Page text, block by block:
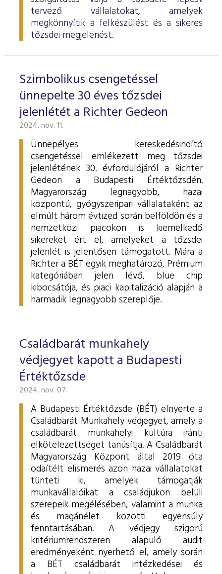
tervező vállalatokat, amelyek
megkönnyítik a felkészülést és a sikeres
tőzsdei megjelenést.
Szimbolikus csengetéssel
ünnepelte 30 éves tőzsdei
jelenlétét a Richter Gedeon
2024. nov. 11.
Ünnepélyes kereskedésindító
csengetéssel emlékezett meg tőzsdei
jelenlétének 30. évfordulójáról a Richter
Gedeon a Budapesti Értéktőzsdén.
Magyarország legnagyobb, hazai
központú, gyógyszeripari vállalataként az
elmúlt három évtized során belföldön és a
nemzetközi piacokon is kiemelkedő
sikereket ért el, amelyeket a tőzsdei
jelenlét is jelentősen támogatott. Mára a
Richter a BÉT egyik meghatározó, Prémium
kategóriában jelen lévő, blue chip
kibocsátója, és piaci kapitalizáció alapján a
harmadik legnagyobb szereplője.
Családbarát munkahely
védjegyet kapott a Budapesti
Értéktőzsde
2024. nov. 07.
A Budapesti Értéktőzsde (BÉT) elnyerte a
Családbarát Munkahely védjegyet, amely a
családbarát munkahelyi kultúra iránti
elkötelezettséget tanúsítja. A Családbarát
Magyarország Központ által 2019 óta
odaítélt elismerés azon hazai vállalatokat
tünteti ki, amelyek támogatják
munkavállalóikat a családjukon belüli
szerepeik megélésében, valamint a munka
és magánélet közötti egyensúly
fenntartásában.
A védjegy szigorú
kritériumrendszeren alapuló audit
eredményeként nyerhető el, amely során
a BÉT családbarát intézkedései és